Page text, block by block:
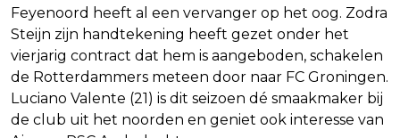
Feyenoord heeft al een vervanger op het oog. Zodra
Steijn zijn handtekening heeft gezet onder het
vierjarig contract dat hem is aangeboden, schakelen
de Rotterdammers meteen door naar FC Groningen.
Luciano Valente (21) is dit seizoen dé smaakmaker bij
de club uit het noorden en geniet ook interesse van